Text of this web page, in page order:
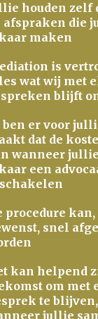
houden zelf
afspraken die
maken
is
wat wij met
blijft
er voor
dat de
wanneer
een
procedure
snel
kan helpend
om met
te
jullie